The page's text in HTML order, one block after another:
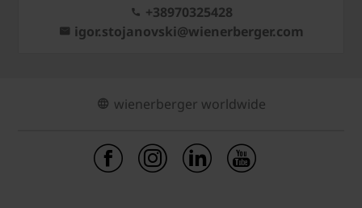
+38970325428
igor.stojanovski@wienerberger.com
wienerberger worldwide